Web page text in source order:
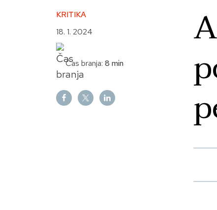
KRITIKA
18. 1. 2024
Čas branja:8 min